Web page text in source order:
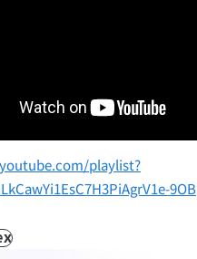
playlist?
9OB